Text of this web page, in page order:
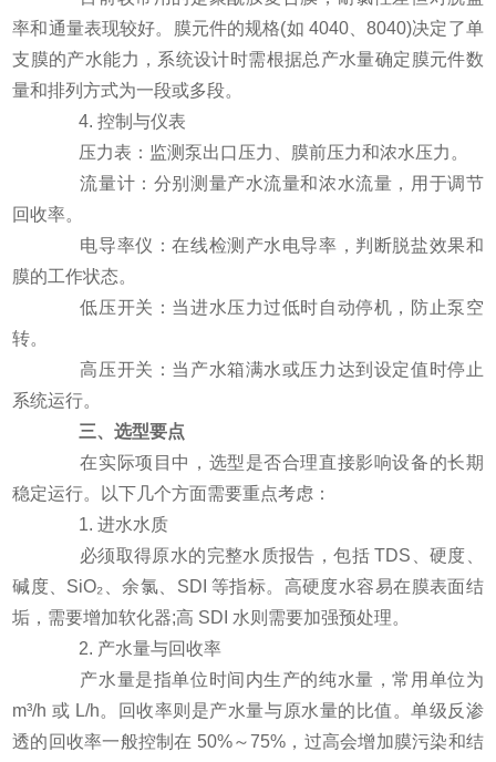
率和通量表现较好。膜元件的规格(如 4040、8040)决定了单
支膜的产水能力，系统设计时需根据总产水量确定膜元件数
量和排列方式为一段或多段。
4. 控制与仪表
压力表：监测泵出口压力、膜前压力和浓水压力。
流量计：分别测量产水流量和浓水流量，用于调节
回收率。
电导率仪：在线检测产水电导率，判断脱盐效果和
膜的工作状态。
低压开关：当进水压力过低时自动停机，防止泵空
转。
高压开关：当产水箱满水或压力达到设定值时停止
系统运行。
三、选型要点
在实际项目中，选型是否合理直接影响设备的长期
稳定运行。以下几个方面需要重点考虑：
1. 进水水质
必须取得原水的完整水质报告，包括 TDS、硬度、
碱度、SiO₂、余氯、SDI 等指标。高硬度水容易在膜表面结
垢，需要增加软化器;高 SDI 水则需要加强预处理。
2. 产水量与回收率
产水量是指单位时间内生产的纯水量，常用单位为
m³/h 或 L/h。回收率则是产水量与原水量的比值。单级反渗
透的回收率一般控制在 50%～75%，过高会增加膜污染和结